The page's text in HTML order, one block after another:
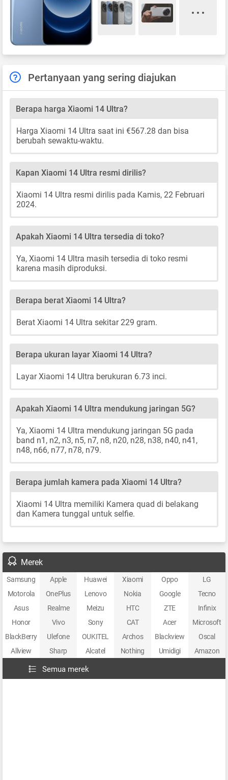
Pertanyaan yang sering diajukan
Berapa harga Xiaomi 14 Ultra?
Harga Xiaomi 14 Ultra saat ini €567.28 dan bisa
berubah sewaktu-waktu.
Kapan Xiaomi 14 Ultra resmi dirilis?
Xiaomi 14 Ultra resmi dirilis pada Kamis, 22 Februari
2024.
Apakah Xiaomi 14 Ultra tersedia di toko?
Ya, Xiaomi 14 Ultra masih tersedia di toko resmi
karena masih diproduksi.
Berapa berat Xiaomi 14 Ultra?
Berat Xiaomi 14 Ultra sekitar 229 gram.
Berapa ukuran layar Xiaomi 14 Ultra?
Layar Xiaomi 14 Ultra berukuran 6.73 inci.
Apakah Xiaomi 14 Ultra mendukung jaringan 5G?
Ya, Xiaomi 14 Ultra mendukung jaringan 5G pada
band n1, n2, n3, n5, n7, n8, n20, n28, n38, n40, n41,
n48, n66, n77, n78, n79.
Berapa jumlah kamera pada Xiaomi 14 Ultra?
Xiaomi 14 Ultra memiliki Kamera quad di belakang
dan Kamera tunggal untuk selfie.
Merek
Samsung Apple Huawei Xiaomi Oppo
LG
Motorola
OnePlus Lenovo Nokia Google
Tecno
Asus
Realme Meizu HTC ZTE
Infinix
Honor
Vivo Sony CAT Acer
Microsoft
BlackBerry
Ulefone OUKITEL Archos Blackview
Oscal
Allview
Sharp Alcatel Nothing Umidigi Amazon
Semua merek